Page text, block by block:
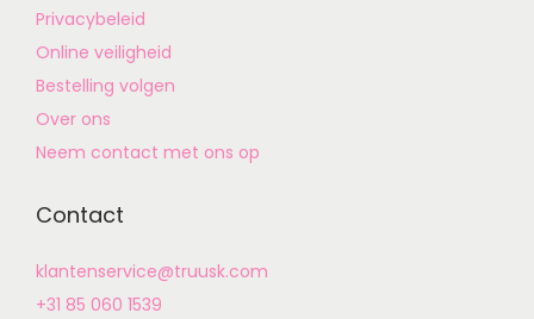
Privacybeleid
Online veiligheid
Bestelling volgen
Over ons
Neem contact met ons op
Contact
klantenservice@truusk.com
+31 85 060 1539